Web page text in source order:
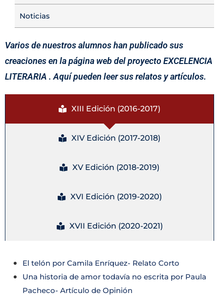
Noticias
Varios de nuestros alumnos han publicado sus
creaciones en la página web del proyecto EXCELENCIA
LITERARIA . Aquí pueden leer sus relatos y artículos.
XIII Edición (2016-2017)
XIV Edición (2017-2018)
XV Edición (2018-2019)
XVI Edición (2019-2020)
XVII Edición (2020-2021)
El telón por Camila Enríquez- Relato Corto
Una historia de amor todavía no escrita por Paula
Pacheco- Artículo de Opinión